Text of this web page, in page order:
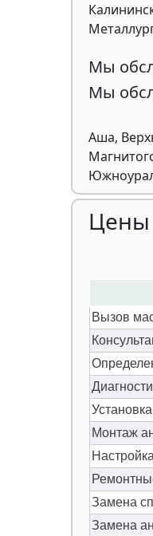
Мы
Мы
Аша,
Цены
Вызов
Монтаж
Замена
Замена